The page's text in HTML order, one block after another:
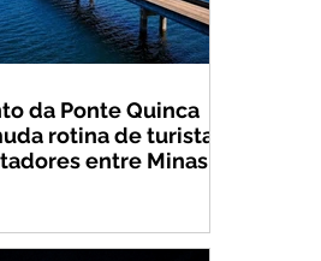
da Ponte Quinca
rotina de turistas
entre Minas e